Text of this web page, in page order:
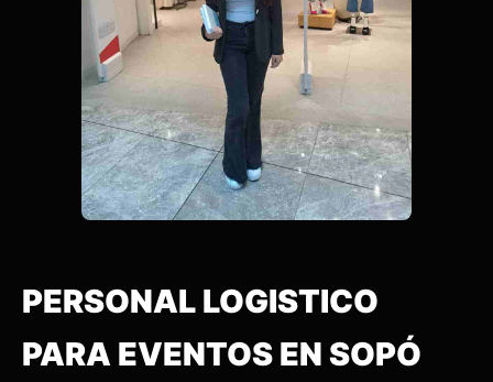
PERSONAL LOGISTICO
PARA EVENTOS EN SOPÓ